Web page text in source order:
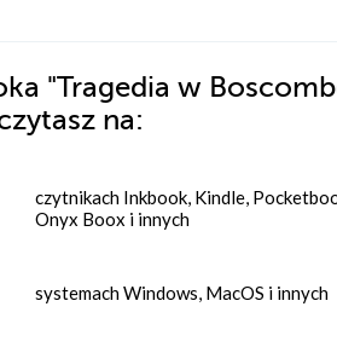
"Tragedia w
na:
czytnikach Inkbook, Kindle,
Onyx Boox i innych
systemach Windows, MacOS i innych